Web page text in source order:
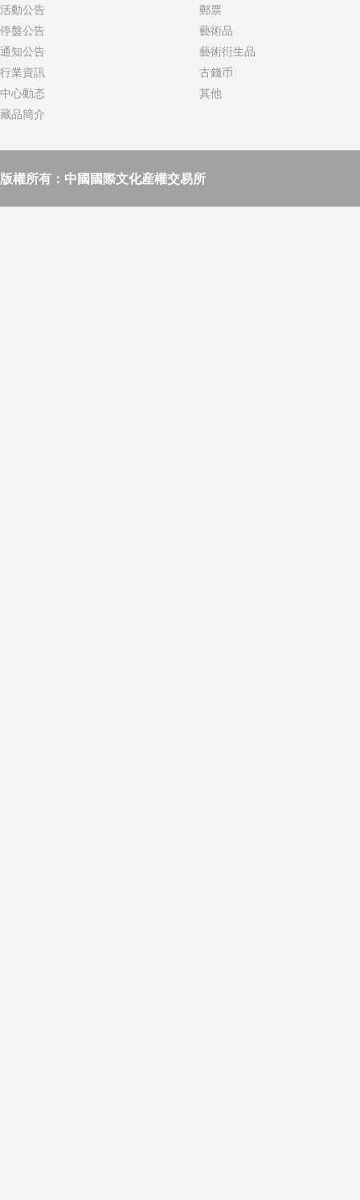
活動公告
停盤公告
通知公告
行業資訊
中心動态
藏品簡介
郵票
藝術品
藝術衍生品
古錢币
其他
版權所有：中國國際文化産權交易所